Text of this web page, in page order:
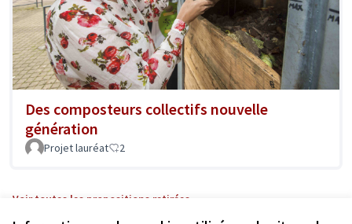
Des composteurs collectifs nouvelle
génération
Projet lauréat 2
Voir toutes les propositions retirées